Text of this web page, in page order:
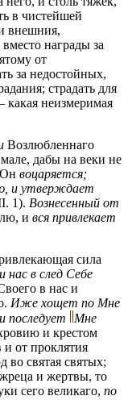
в чистейшей
внешния,
награды за
от
за недостойных,
страдать для
какая неизмеримая
Возлюбленнаго
дабы на веки не
воцаряется;
и утверждает
1). Вознесенный от
и вся привлекает
сила
нас в след Себе
в нас и
Иже хощет по Мне
последует
Мне
и крестом
от проклятия
во святая святых;
и жертвы, то
сего великаго, по